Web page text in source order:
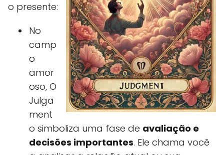
o presente:
No
camp
o
amor
oso, O
Julga
ment
o simboliza uma fase de avaliação e
decisões importantes. Ele chama você